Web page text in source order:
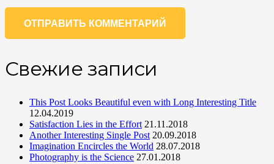
ОТПРАВИТЬ КОММЕНТАРИЙ
Свежие записи
This Post Looks Beautiful even with Long Interesting Title
12.04.2019
Satisfaction Lies in the Effort 21.11.2018
Another Interesting Single Post 20.09.2018
Imagination Encircles the World 28.07.2018
Photography is the Science 27.01.2018